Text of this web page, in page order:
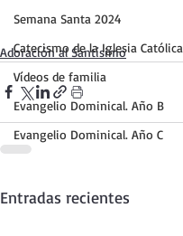
Semana Santa 2024
Catecismo de la Iglesia Católica
Vídeos de familia
Evangelio Dominical. Año B
Evangelio Dominical. Año C
Adoración al Santísimo
Entradas recientes